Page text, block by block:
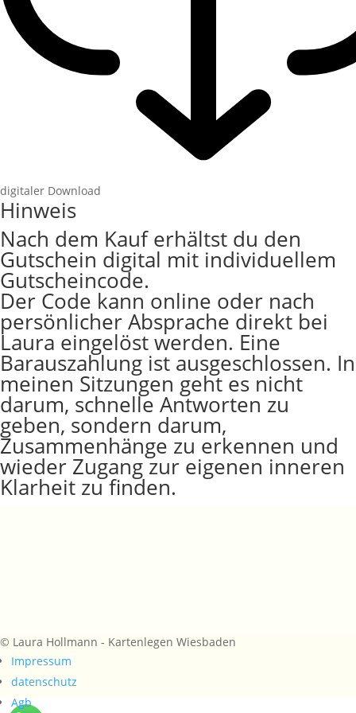
digitaler Download
Hinweis
Nach dem Kauf erhältst du den
Gutschein digital mit individuellem
Gutscheincode.
Der Code kann online oder nach
persönlicher Absprache direkt bei
Laura eingelöst werden. Eine
Barauszahlung ist ausgeschlossen. In
meinen Sitzungen geht es nicht
darum, schnelle Antworten zu
geben, sondern darum,
Zusammenhänge zu erkennen und
wieder Zugang zur eigenen inneren
Klarheit zu finden.
© Laura Hollmann - Kartenlegen Wiesbaden
Impressum
datenschutz
Agb